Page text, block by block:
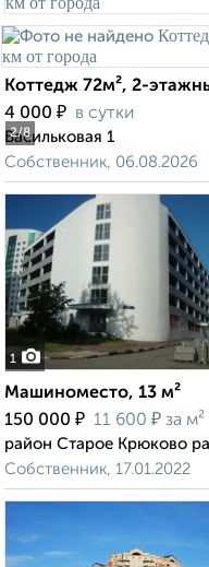
2/8
Коттедж 72м², 2-
4 000 ₽ в сутки
Васильковая 1
Собственник, 06.08.2026
1
Машиноместо, 13 м²
150 000 ₽ 11 600 ₽ за м²
район Старое Крюково
Собственник, 17.01.2022